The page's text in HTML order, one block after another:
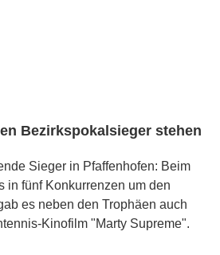
Bezirkspokalsieger stehen
Sieger in Pfaffenhofen: Beim
in fünf Konkurrenzen um den
es neben den Trophäen auch
Kinofilm "Marty Supreme".